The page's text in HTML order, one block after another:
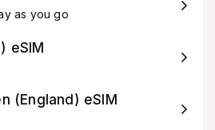
as you go
eSIM
(England) eSIM